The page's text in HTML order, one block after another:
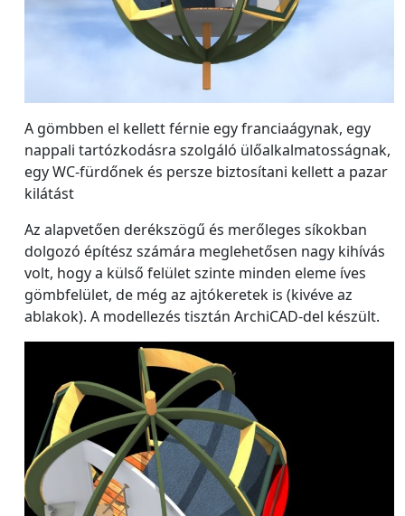
A gömbben el kellett férnie egy franciaágynak, egy
nappali tartózkodásra szolgáló ülőalkalmatosságnak,
egy WC-fürdőnek és persze biztosítani kellett a pazar
kilátást
Az alapvetően derékszögű és merőleges síkokban
dolgozó építész számára meglehetősen nagy kihívás
volt, hogy a külső felület szinte minden eleme íves
gömbfelület, de még az ajtókeretek is (kivéve az
ablakok). A modellezés tisztán ArchiCAD-del készült.